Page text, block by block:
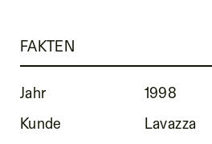
FAKTEN
Jahr
1998
Kunde
Lavazza